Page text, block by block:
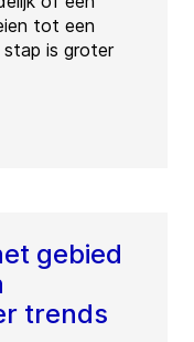
tot een
stap is groter
gebied
trends